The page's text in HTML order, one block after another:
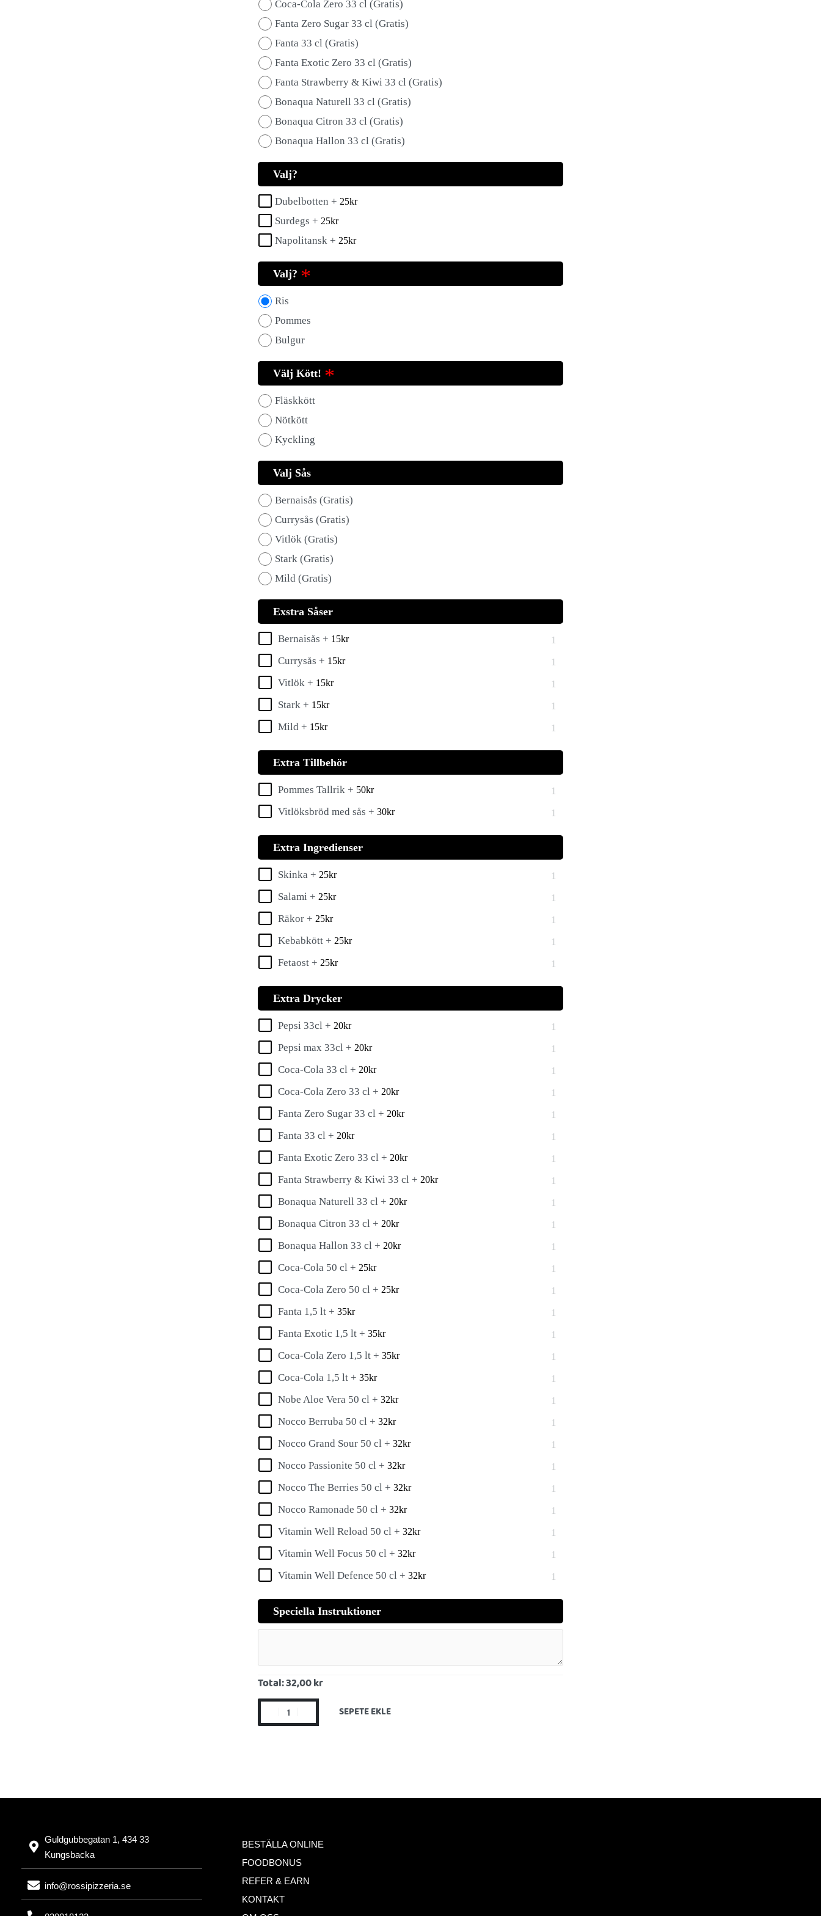
Coca-Cola Zero 33 cl (Gratis)
Fanta Zero Sugar 33 cl (Gratis)
Fanta 33 cl (Gratis)
Fanta Exotic Zero 33 cl (Gratis)
Fanta Strawberry & Kiwi 33 cl (Gratis)
Bonaqua Naturell 33 cl (Gratis)
Bonaqua Citron 33 cl (Gratis)
Bonaqua Hallon 33 cl (Gratis)
Valj?
Dubelbotten + 25kr
Surdegs + 25kr
Napolitansk + 25kr
Valj?
Ris
Pommes
Bulgur
Välj Kött!
Fläskkött
Nötkött
Kyckling
Valj Sås
Bernaisås (Gratis)
Currysås (Gratis)
Vitlök (Gratis)
Stark (Gratis)
Mild (Gratis)
Exstra Såser
Bernaisås + 15kr
Currysås + 15kr
Vitlök + 15kr
Stark + 15kr
Mild + 15kr
Extra Tillbehör
Pommes Tallrik + 50kr
Vitlöksbröd med sås + 30kr
Extra Ingredienser
Skinka + 25kr
Salami + 25kr
Räkor + 25kr
Kebabkött + 25kr
Fetaost + 25kr
Extra Drycker
Pepsi 33cl + 20kr
Pepsi max 33cl + 20kr
Coca-Cola 33 cl + 20kr
Coca-Cola Zero 33 cl + 20kr
Fanta Zero Sugar 33 cl + 20kr
Fanta 33 cl + 20kr
Fanta Exotic Zero 33 cl + 20kr
Fanta Strawberry & Kiwi 33 cl + 20kr
Bonaqua Naturell 33 cl + 20kr
Bonaqua Citron 33 cl + 20kr
Bonaqua Hallon 33 cl + 20kr
Coca-Cola 50 cl + 25kr
Coca-Cola Zero 50 cl + 25kr
Fanta 1,5 lt + 35kr
Fanta Exotic 1,5 lt + 35kr
Coca-Cola Zero 1,5 lt + 35kr
Coca-Cola 1,5 lt + 35kr
Nobe Aloe Vera 50 cl + 32kr
Nocco Berruba 50 cl + 32kr
Nocco Grand Sour 50 cl + 32kr
Nocco Passionite 50 cl + 32kr
Nocco The Berries 50 cl + 32kr
Nocco Ramonade 50 cl + 32kr
Vitamin Well Reload 50 cl + 32kr
Vitamin Well Focus 50 cl + 32kr
Vitamin Well Defence 50 cl + 32kr
Speciella Instruktioner
Total:32,00 kr
SEPETE EKLE
Guldgubbegatan 1, 434 33
Kungsbacka
info@rossipizzeria.se
BESTÄLLA ONLINE
FOODBONUS
REFER & EARN
KONTAKT